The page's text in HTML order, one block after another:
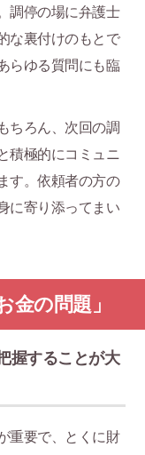
調停の場に弁護士
な裏付けのもとで
らゆる質問にも臨
ちろん、次回の調
積極的にコミュニ
す。依頼者の方の
に寄り添ってまい
金の問題」
握することが大
重要で、とくに財